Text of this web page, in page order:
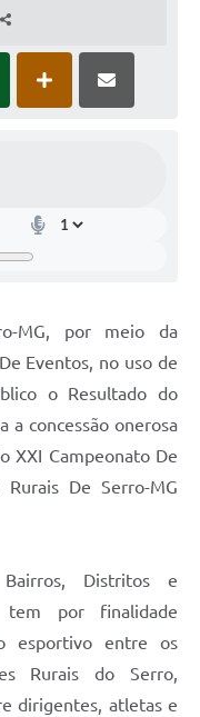
MG, por meio da
Eventos, no uso de
o Resultado do
a concessão onerosa
XXI Campeonato De
De Serro-MG
Distritos e
tem por finalidade
esportivo entre os
Rurais do Serro,
dirigentes, atletas e